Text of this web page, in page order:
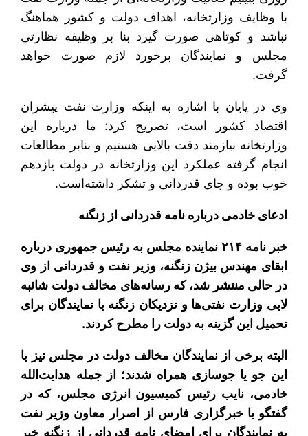
با وظایف وزارتخانه، اهداف دولت و کشور هماهنگ
نباشد و کوتاهی صورت گیرد بنا بر وظیفه نظارتی
مجلس و نمایندگان برخورد لازم صورت خواهد
گرفت.
وی در پایان با اشاره به اینکه وزارت نفت پیشران
اقتصاد کشور است، تصریح کرد: ما درباره این
وزارتخانه نیازمند دقت بالایی هستیم و بنابر مطالعات
انجام گرفته عملکرد این وزارتخانه در دولت یازدهم
خوب بوده‌ و جای قدردانی و تشکر داشته‌است.
ادعای خادمی درباره نامه قدردانی از زنگنه
خبر نامه ۲۱۴ نماینده مجلس به رئیس جمهوری درباره
ابقای مهندس بیژن زنگنه، وزیر نفت و قدردانی از وی
در حالی منتشر شد، که رسانه‌های مخالف دولت شائبه
لابی وزارت نفتی‌ها و نزدیکان زنگنه با نمایندگان برای
تحمیل این گزینه به دولت را مطرح کردند.
البته برخی از نمایندگان مخالف دولت در مجلس نیز با
این جو یا جوسازی همراه شدند؛ از جمله هدایت‌الله
خادمی، نایب‌ رئیس کمیسیون انرژی مجلس، که در
گفتگو با خبرگزاری فارس از اصرار معاون وزیر نفت
به نمایندگان برای امضای نامه قدردانی از زنگنه خبر